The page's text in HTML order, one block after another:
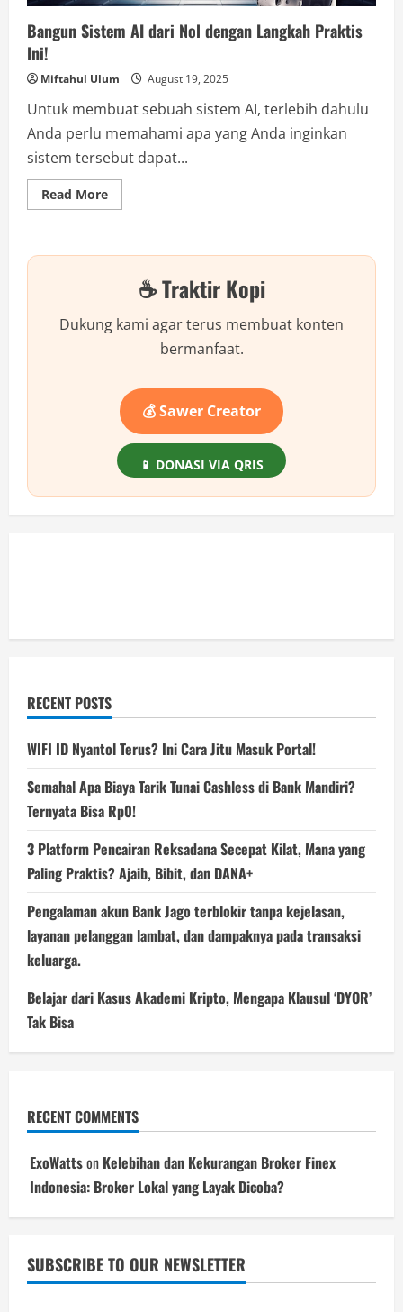
Bangun Sistem AI dari Nol dengan Langkah Praktis
Ini!
Miftahul Ulum August 19, 2025
Untuk membuat sebuah sistem AI, terlebih dahulu
Anda perlu memahami apa yang Anda inginkan
sistem tersebut dapat...
Read MoreRead
more
AI
dengan
Praktis
Ini!
☕ Traktir Kopi
Dukung kami agar terus membuat konten
bermanfaat.
💰 Sawer Creator
📱 DONASI VIA QRIS
RECENT POSTS
WIFI ID Nyantol Terus? Ini Cara Jitu Masuk Portal!
Semahal Apa Biaya Tarik Tunai Cashless di Bank Mandiri?
Ternyata Bisa Rp0!
3 Platform Pencairan Reksadana Secepat Kilat, Mana yang
Paling Praktis? Ajaib, Bibit, dan DANA+
Pengalaman akun Bank Jago terblokir tanpa kejelasan,
layanan pelanggan lambat, dan dampaknya pada transaksi
keluarga.
Belajar dari Kasus Akademi Kripto, Mengapa Klausul ‘DYOR’
Tak Bisa
RECENT COMMENTS
ExoWattson Kelebihan dan Kekurangan Broker Finex
Indonesia: Broker Lokal yang Layak Dicoba?
SUBSCRIBE TO OUR NEWSLETTER